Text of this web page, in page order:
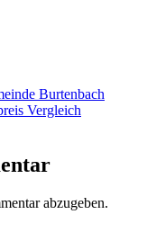
Burtenbach
Vergleich
abzugeben.